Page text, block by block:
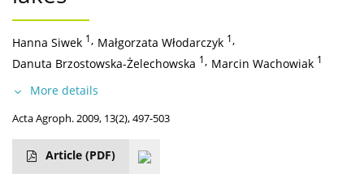
Hanna Siwek 1, Małgorzata Włodarczyk 1,
Danuta Brzostowska-Żelechowska 1, Marcin Wachowiak 1
More details
Acta Agroph. 2009, 13(2), 497-503
Article (PDF)